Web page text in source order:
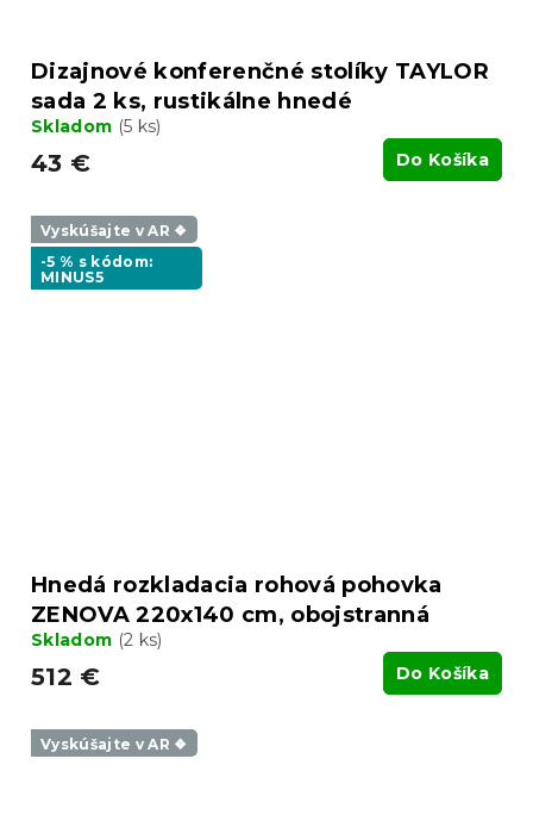
Dizajnové konferenčné stolíky TAYLOR
sada 2 ks, rustikálne hnedé
Skladom (5 ks)
43 € Do Košíka
Vyskúšajte v AR ❖
-5 % s kódom:
MINUS5
Hnedá rozkladacia rohová pohovka
ZENOVA 220x140 cm, obojstranná
Skladom (2 ks)
512 € Do Košíka
Vyskúšajte v AR ❖